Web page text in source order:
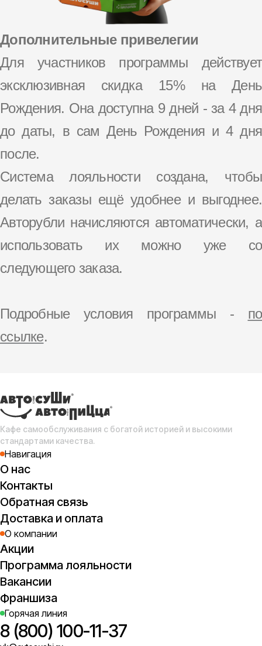
Дополнительные привелегии
Для участников программы действует
эксклюзивная скидка 15% на День
Рождения. Она доступна 9 дней - за 4 дня
до даты, в сам День Рождения и 4 дня
после.
Система лояльности создана, чтобы
делать заказы ещё удобнее и выгоднее.
Авторубли начисляются автоматически, а
использовать их можно уже со
следующего заказа.
Подробные условия программы - по
ссылке.
Кафе самообслуживания с богатой историей и высокими
стандартами качества.
Навигация
О нас
Контакты
Обратная связь
Доставка и оплата
О компании
Акции
Программа лояльности
Вакансии
Франшиза
Горячая линия
8 (800) 100-11-37